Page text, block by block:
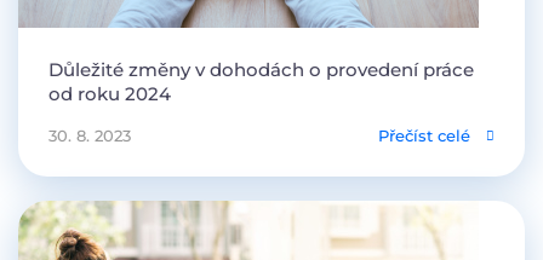
Důležité změny v dohodách o provedení práce
od roku 2024
30. 8. 2023 Přečíst celé